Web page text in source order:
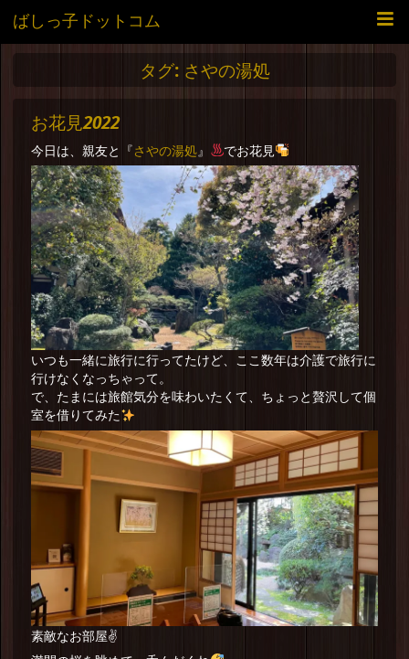
ばしっ子ドットコム
タグ: さやの湯処
お花見2022
今日は、親友と『さやの湯処』 でお花見
いつも一緒に旅行に行ってたけど、ここ数年は介護で旅行に
行けなくなっちゃって。
で、たまには旅館気分を味わいたくて、ちょっと贅沢して個
室を借りてみた
素敵なお部屋✌️